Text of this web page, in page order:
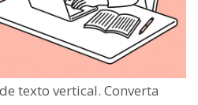
texto vertical. Converta